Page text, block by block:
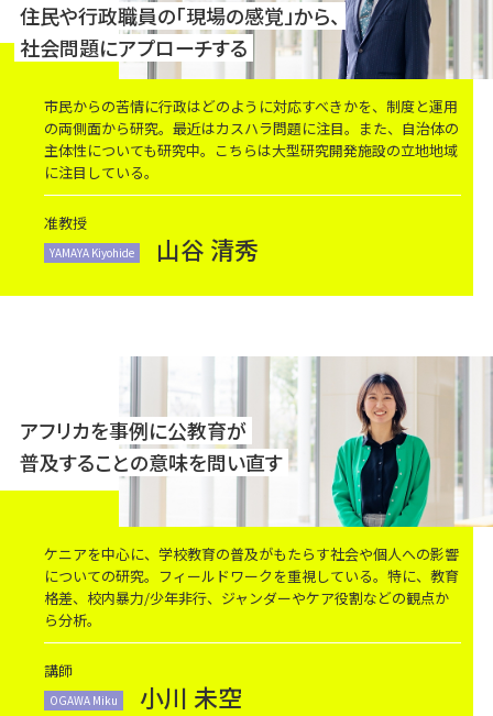
住民や行政職員の「現場の感覚」から、
社会問題にアプローチする
市民からの苦情に行政はどのように対応すべきかを、制度と運用
の両側面から研究。最近はカスハラ問題に注目。また、自治体の
主体性についても研究中。こちらは大型研究開発施設の立地地域
に注目している。
准教授
YAMAYA Kiyohide 山谷 清秀
アフリカを事例に公教育が
普及することの意味を問い直す
ケニアを中心に、学校教育の普及がもたらす社会や個人への影響
についての研究。フィールドワークを重視している。特に、教育
格差、校内暴力/少年非行、ジャンダーやケア役割などの観点か
ら分析。
講師
OGAWA Miku 小川 未空